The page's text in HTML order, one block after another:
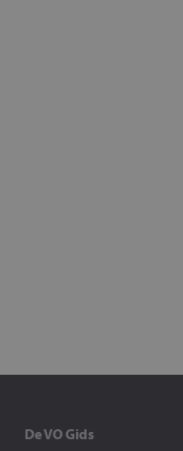
De VO Gids